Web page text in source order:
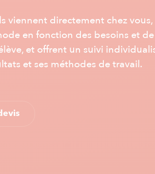
viennent directement chez vous,
en fonction des besoins et
et offrent un suivi
et ses méthodes de travail.